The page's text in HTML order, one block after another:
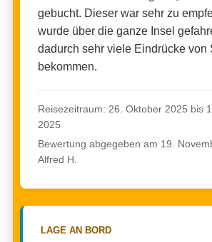
gebucht. Dieser war sehr zu
wurde über die ganze Insel
dadurch sehr viele Eindrücke von
bekommen.
Reisezeitraum: 26. Oktober 2025 bis
2025
Bewertung abgegeben am 19.
Alfred H.
LAGE AN BORD